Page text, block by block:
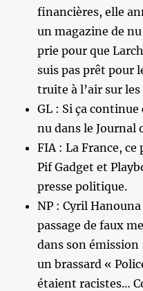
financières, elle
un magazine de
prie pour que
suis pas prêt pour
truite à l’air sur
GL : Si ça continue
nu dans le Journal
FIA : La France, ce
Pif Gadget et
presse politique.
NP : Cyril
passage de faux
dans son
un brassard «
étaient racistes…